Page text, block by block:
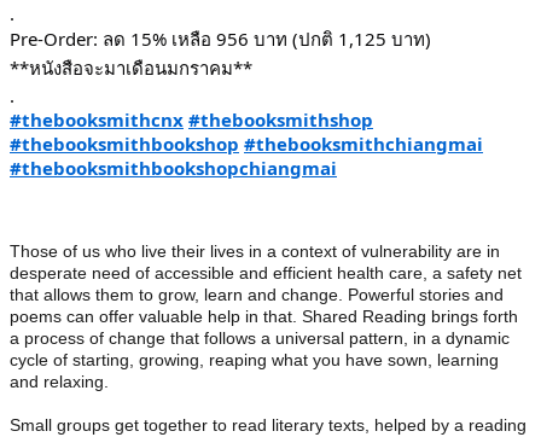
.
Pre-Order: ลด 15% เหลือ 956 บาท (ปกติ 1,125 บาท)
**หนังสือจะมาเดือนมกราคม**
.
#thebooksmithcnx #thebooksmithshop
#thebooksmithbookshop #thebooksmithchiangmai
#thebooksmithbookshopchiangmai
Those of us who live their lives in a context of vulnerability are in
desperate need of accessible and efficient health care, a safety net
that allows them to grow, learn and change. Powerful stories and
poems can offer valuable help in that. Shared Reading brings forth
a process of change that follows a universal pattern, in a dynamic
cycle of starting, growing, reaping what you have sown, learning
and relaxing.
Small groups get together to read literary texts, helped by a reading